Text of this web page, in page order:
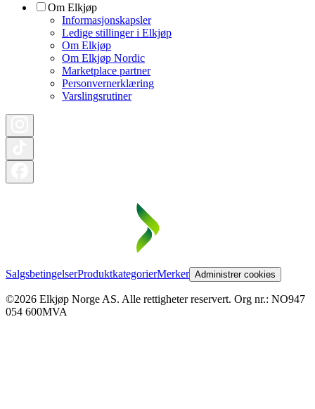
Om Elkjøp
Informasjonskapsler
Ledige stillinger i Elkjøp
Om Elkjøp
Om Elkjøp Nordic
Marketplace partner
Personvernerklæring
Varslingsrutiner
SalgsbetingelserProduktkategorierMerker Administrer cookies
©2026 Elkjøp Norge AS. Alle rettigheter reservert. Org nr.: NO947
054 600MVA